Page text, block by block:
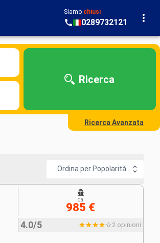
Siamo chiusi
0289732121
Ricerca
Ricerca Avanzata
Ordina per Popolarità
4.0/5 2 opinioni
da
985 €